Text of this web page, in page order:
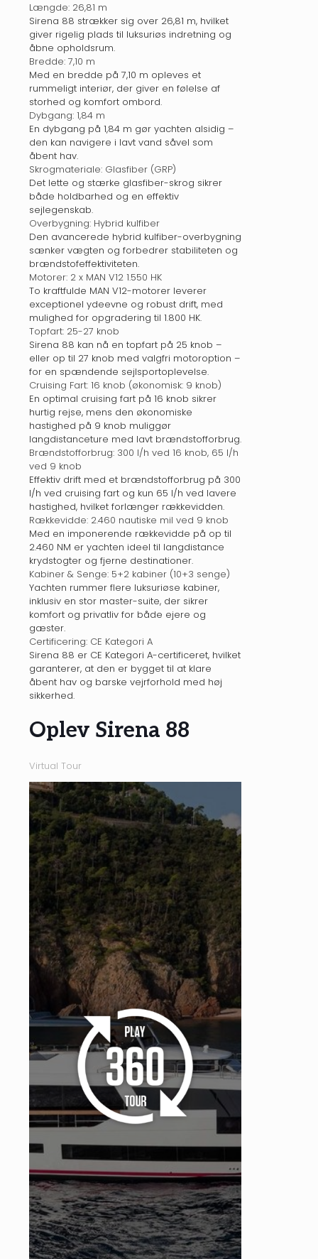
Længde: 26,81 m
Sirena 88 strækker sig over 26,81 m, hvilket
giver rigelig plads til luksuriøs indretning og
åbne opholdsrum.
Bredde: 7,10 m
Med en bredde på 7,10 m opleves et
rummeligt interiør, der giver en følelse af
storhed og komfort ombord.
Dybgang: 1,84 m
En dybgang på 1,84 m gør yachten alsidig –
den kan navigere i lavt vand såvel som
åbent hav.
Skrogmateriale: Glasfiber (GRP)
Det lette og stærke glasfiber-skrog sikrer
både holdbarhed og en effektiv
sejlegenskab.
Overbygning: Hybrid kulfiber
Den avancerede hybrid kulfiber-overbygning
sænker vægten og forbedrer stabiliteten og
brændstofeffektiviteten.
Motorer: 2 x MAN V12 1.550 HK
To kraftfulde MAN V12-motorer leverer
exceptionel ydeevne og robust drift, med
mulighed for opgradering til 1.800 HK.
Topfart: 25-27 knob
Sirena 88 kan nå en topfart på 25 knob –
eller op til 27 knob med valgfri motoroption –
for en spændende sejlsportoplevelse.
Cruising Fart: 16 knob (økonomisk: 9 knob)
En optimal cruising fart på 16 knob sikrer
hurtig rejse, mens den økonomiske
hastighed på 9 knob muliggør
langdistanceture med lavt brændstofforbrug.
Brændstofforbrug: 300 l/h ved 16 knob, 65 l/h
ved 9 knob
Effektiv drift med et brændstofforbrug på 300
l/h ved cruising fart og kun 65 l/h ved lavere
hastighed, hvilket forlænger rækkevidden.
Rækkevidde: 2.460 nautiske mil ved 9 knob
Med en imponerende rækkevidde på op til
2.460 NM er yachten ideel til langdistance
krydstogter og fjerne destinationer.
Kabiner & Senge: 5+2 kabiner (10+3 senge)
Yachten rummer flere luksuriøse kabiner,
inklusiv en stor master-suite, der sikrer
komfort og privatliv for både ejere og
gæster.
Certificering: CE Kategori A
Sirena 88 er CE Kategori A-certificeret, hvilket
garanterer, at den er bygget til at klare
åbent hav og barske vejrforhold med høj
sikkerhed.
Oplev Sirena 88
Virtual Tour